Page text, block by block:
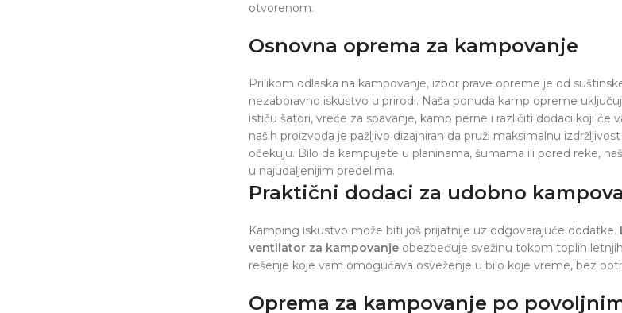
otvorenom.
Osnovna oprema za kampovanje
Prilikom odlaska na kampovanje, izbor prave opreme je od
nezaboravno iskustvo u prirodi. Naša ponuda kamp opreme
ističu šatori, vreće za spavanje, kamp perne i različiti dodaci koji
naših proizvoda je pažljivo dizajniran da pruži maksimalnu
očekuju. Bilo da kampujete u planinama, šumama ili pored reke,
u najudaljenijim predelima.
Praktični dodaci za udobno
Kamping iskustvo može biti još prijatnije uz odgovarajuće dodatke.
ventilator za kampovanjeobezbeđuje svežinu tokom toplih
rešenje koje vam omogućava osveženje u bilo koje vreme, bez
Oprema za kampovanje po